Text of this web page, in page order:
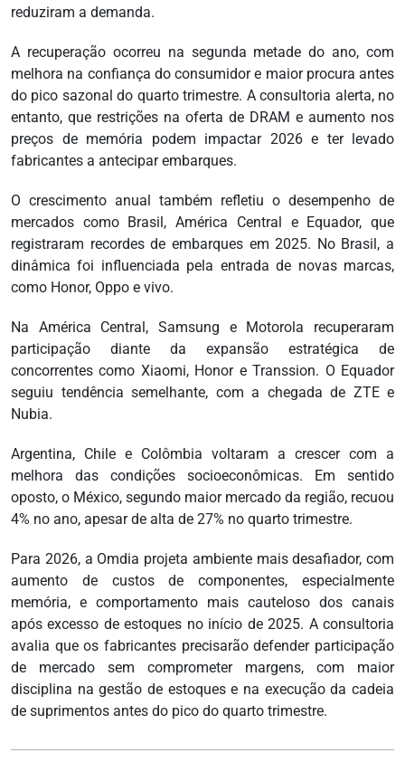
reduziram a demanda.
A recuperação ocorreu na segunda metade do ano, com
melhora na confiança do consumidor e maior procura antes
do pico sazonal do quarto trimestre. A consultoria alerta, no
entanto, que restrições na oferta de DRAM e aumento nos
preços de memória podem impactar 2026 e ter levado
fabricantes a antecipar embarques.
O crescimento anual também refletiu o desempenho de
mercados como Brasil, América Central e Equador, que
registraram recordes de embarques em 2025. No Brasil, a
dinâmica foi influenciada pela entrada de novas marcas,
como Honor, Oppo e vivo.
Na América Central, Samsung e Motorola recuperaram
participação diante da expansão estratégica de
concorrentes como Xiaomi, Honor e Transsion. O Equador
seguiu tendência semelhante, com a chegada de ZTE e
Nubia.
Argentina, Chile e Colômbia voltaram a crescer com a
melhora das condições socioeconômicas. Em sentido
oposto, o México, segundo maior mercado da região, recuou
4% no ano, apesar de alta de 27% no quarto trimestre.
Para 2026, a Omdia projeta ambiente mais desafiador, com
aumento de custos de componentes, especialmente
memória, e comportamento mais cauteloso dos canais
após excesso de estoques no início de 2025. A consultoria
avalia que os fabricantes precisarão defender participação
de mercado sem comprometer margens, com maior
disciplina na gestão de estoques e na execução da cadeia
de suprimentos antes do pico do quarto trimestre.